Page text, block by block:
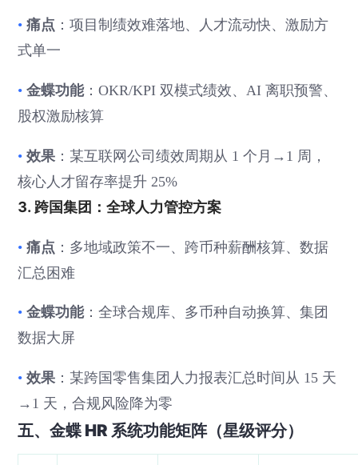
•痛点 ：项目制绩效难落地、人才流动快、激励方
式单一
•金蝶功能：OKR/KPI 双模式绩效、AI 离职预警、
股权激励核算
•效果 ：某互联网公司绩效周期从 1 个月→1 周，
核心人才留存率提升 25%
3. 跨国集团：全球人力管控方案
•痛点 ：多地域政策不一、跨币种薪酬核算、数据
汇总困难
•金蝶功能：全球合规库、多币种自动换算、集团
数据大屏
•效果 ：某跨国零售集团人力报表汇总时间从 15 天
→1 天，合规风险降为零
五、金蝶 HR 系统功能矩阵（星级评分）